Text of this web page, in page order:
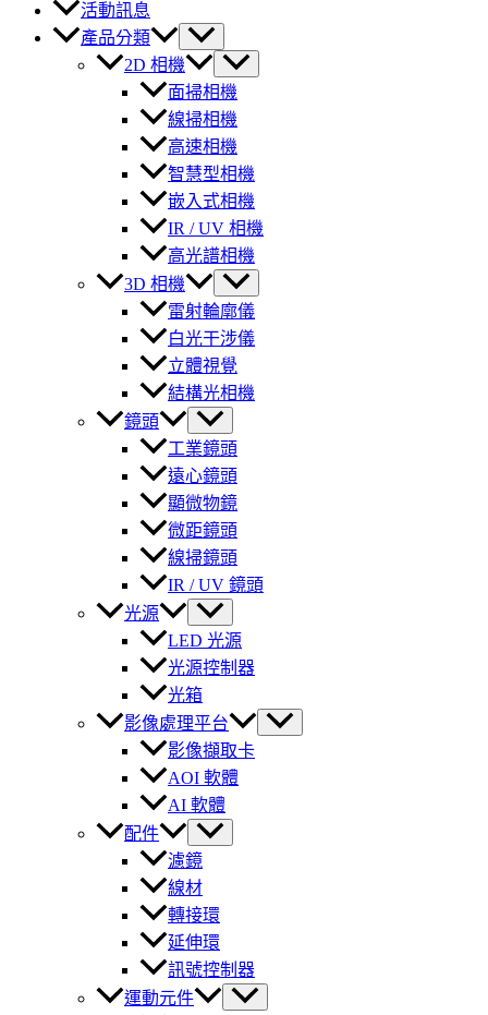
活動訊息
產品分類
2D 相機
面掃相機
線掃相機
高速相機
智慧型相機
嵌入式相機
IR / UV 相機
高光譜相機
3D 相機
雷射輪廓儀
白光干涉儀
立體視覺
結構光相機
鏡頭
工業鏡頭
遠心鏡頭
顯微物鏡
微距鏡頭
線掃鏡頭
IR / UV 鏡頭
光源
LED 光源
光源控制器
光箱
影像處理平台
影像擷取卡
AOI 軟體
AI 軟體
配件
濾鏡
線材
轉接環
延伸環
訊號控制器
運動元件